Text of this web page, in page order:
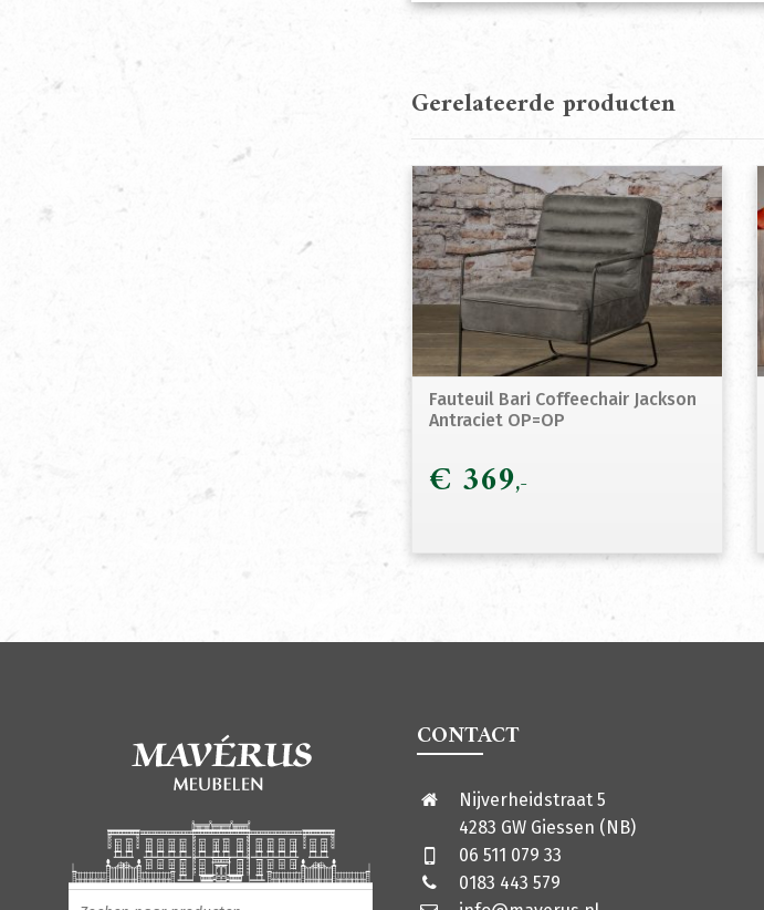
Gerelateerde producten
Fauteuil Bari Coffeechair Jackson
Antraciet OP=OP
€ 369
CONTACT
Nijverheidstraat 5
4283 GW Giessen (NB)
06 511 079 33
0183 443 579